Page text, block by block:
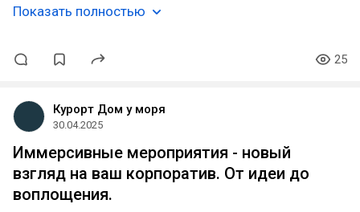
Показать полностью
25
Курорт Дом у моря
30.04.2025
Иммерсивные мероприятия - новый
взгляд на ваш корпоратив. От идеи до
воплощения.